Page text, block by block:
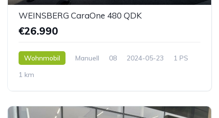
WEINSBERG CaraOne 480 QDK
€26.990
Wohnmobil Manuell 08 2024-05-23
1 PS
1 km